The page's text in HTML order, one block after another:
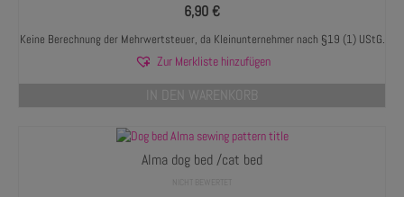
6,90€
Keine Berechnung der Mehrwertsteuer, da Kleinunternehmer nach §19 (1) UStG.
Zur Merkliste hinzufügen
IN DEN WARENKORB
Alma dog bed /cat bed